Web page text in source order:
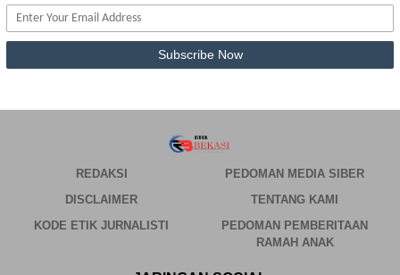
REDAKSI
PEDOMAN MEDIA SIBER
DISCLAIMER
TENTANG KAMI
KODE ETIK JURNALISTI
PEDOMAN PEMBERITAAN
RAMAH ANAK